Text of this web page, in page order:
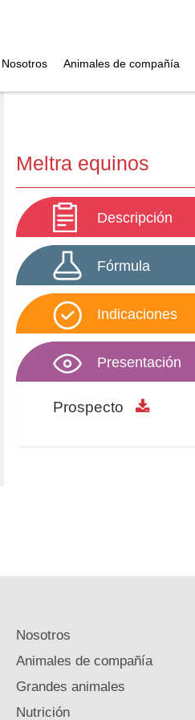
Nosotros Animales de compañía
Meltra equinos
Descripción
Fórmula
Indicaciones
Presentación
Prospecto
Nosotros
Animales de compañía
Grandes animales
Nutrición